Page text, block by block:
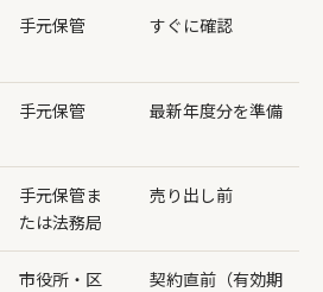
手元保管 すぐに確認
手元保管 最新年度分を準備
手元保管ま
たは法務局
売り出し前
市役所・区
契約直前（有効期